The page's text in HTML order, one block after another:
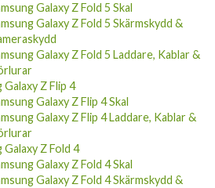
Galaxy Z Fold 5 Skärmskydd &
Galaxy Z Fold 5 Laddare, Kablar &
Galaxy Z Flip 4
Galaxy Z Flip 4 Skal
Galaxy Z Flip 4 Laddare, Kablar &
Galaxy Z Fold 4
Galaxy Z Fold 4 Skal
Galaxy Z Fold 4 Skärmskydd &